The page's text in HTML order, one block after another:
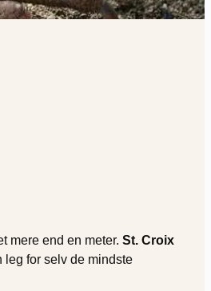
mere end en meter. St. Croix
leg for selv de mindste